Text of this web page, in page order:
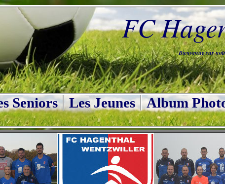
FC
Bienvenue sur
Seniors Les Jeunes Album